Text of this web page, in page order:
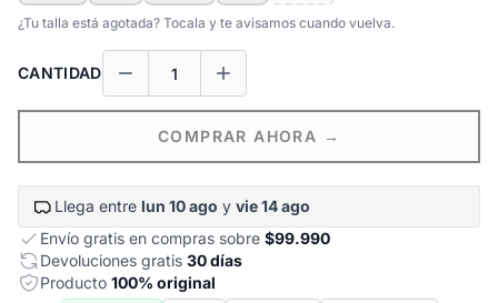
¿Tu talla está agotada? Tocala y te avisamos cuando vuelva.
CANTIDAD
COMPRAR AHORA →
Llega entre lun 10 ago y vie 14 ago
Envío gratis en compras sobre $99.990
Devoluciones gratis 30 días
Producto 100% original